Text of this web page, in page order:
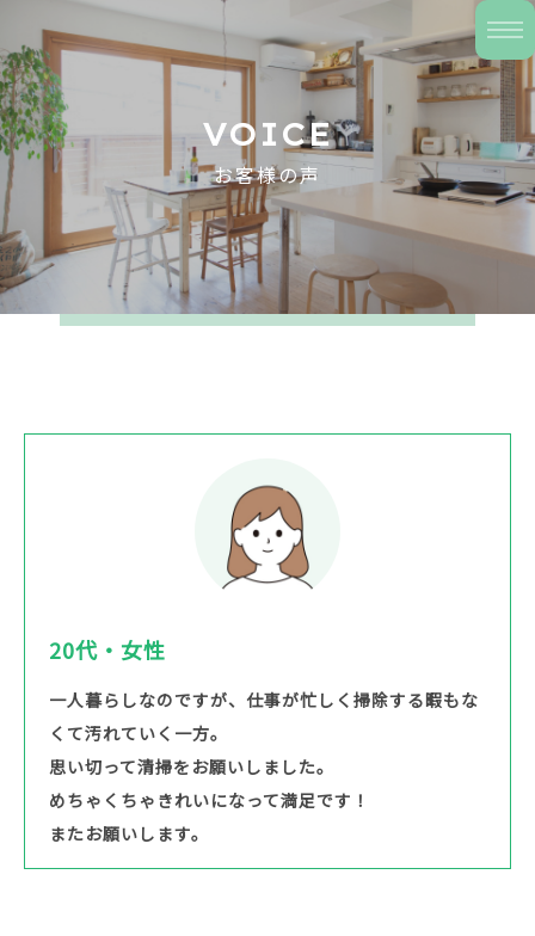
VOICE
お客様の声
20代・女性
一人暮らしなのですが、仕事が忙しく掃除する暇もな
くて汚れていく一方。
思い切って清掃をお願いしました。
めちゃくちゃきれいになって満足です！
またお願いします。